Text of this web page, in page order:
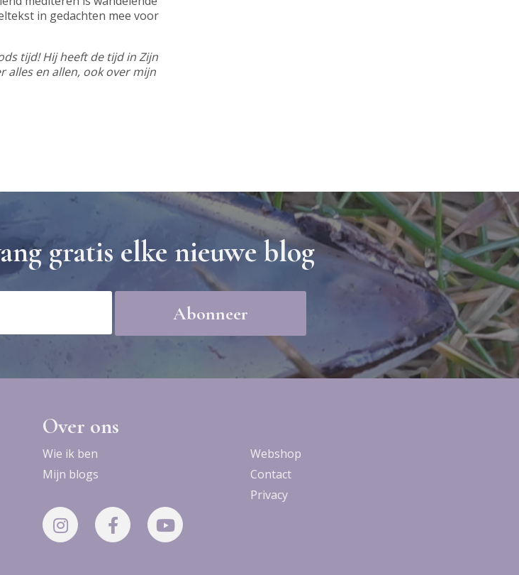
in gedachten mee voor
tijd! Hij heeft de tijd in Zijn
alles en allen, ook over mijn
gratis elke nieuwe blog
Over ons
Wie ik ben
Mijn blogs
Webshop
Contact
Privacy